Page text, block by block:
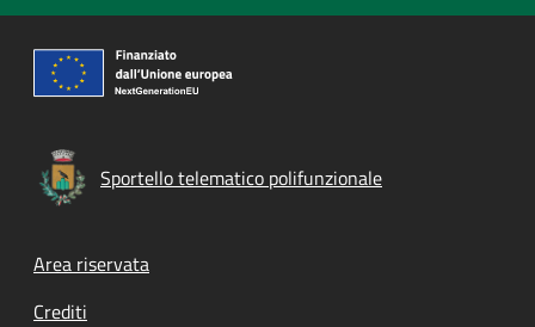
Sportello telematico polifunzionale
Footer menu
Area riservata
Crediti